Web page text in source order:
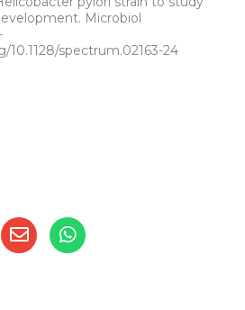
Microbiol
10.1128/spectrum.02163-24